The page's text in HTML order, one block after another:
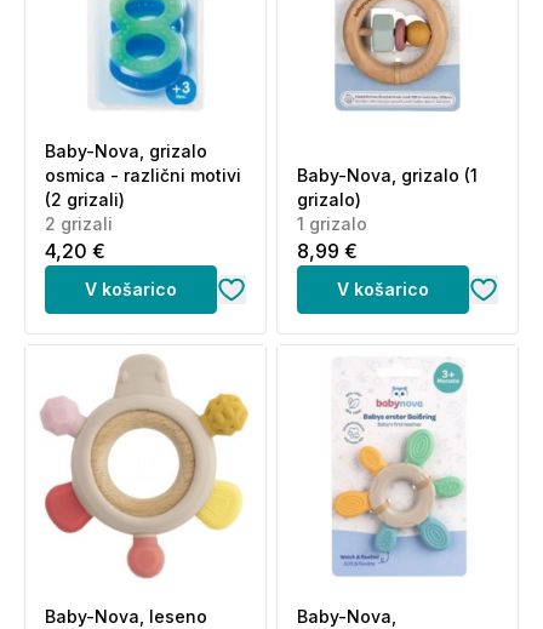
Baby-Nova, grizalo
osmica - različni motivi
(2 grizali)
2 grizali
4,20 €
V košarico
Baby-Nova, grizalo (1
grizalo)
1 grizalo
8,99 €
V košarico
Baby-Nova, leseno
Baby-Nova,